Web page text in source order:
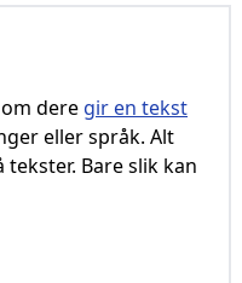
dere gir en tekst
eller språk. Alt
Bare slik kan